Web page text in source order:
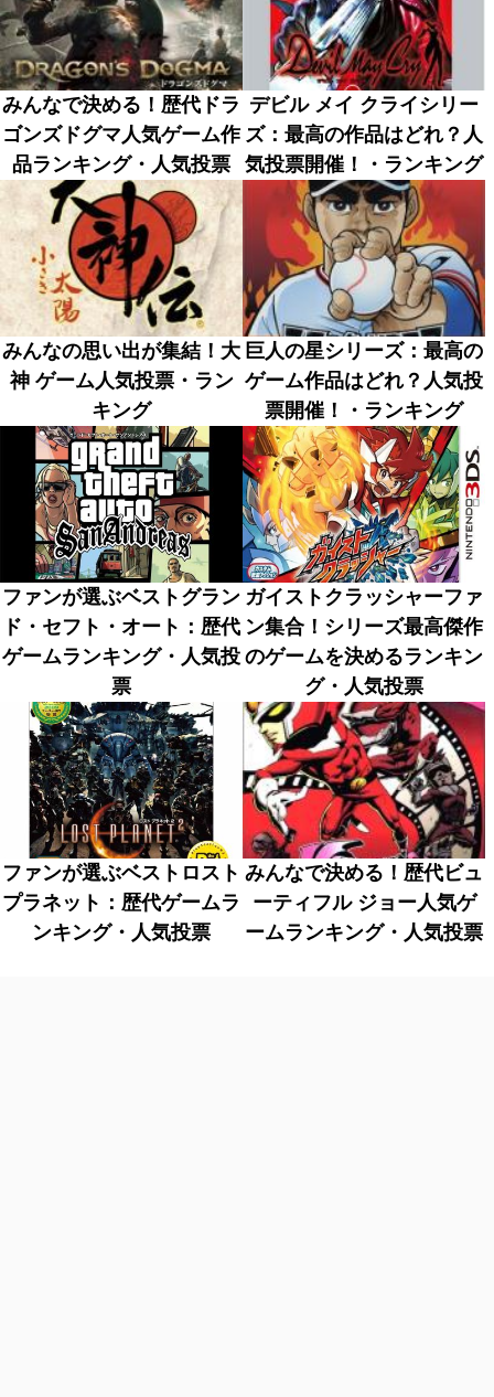
みんなで決める！歴代ドラ
ゴンズドグマ人気ゲーム作
品ランキング・人気投票
デビル メイ クライシリー
ズ：最高の作品はどれ？人
気投票開催！・ランキング
みんなの思い出が集結！大
神 ゲーム人気投票・ラン
キング
巨人の星シリーズ：最高の
ゲーム作品はどれ？人気投
票開催！・ランキング
ファンが選ぶベストグラン
ド・セフト・オート：歴代
ゲームランキング・人気投
票
ガイストクラッシャーファ
ン集合！シリーズ最高傑作
のゲームを決めるランキン
グ・人気投票
ファンが選ぶベストロスト
プラネット：歴代ゲームラ
ンキング・人気投票
みんなで決める！歴代ビュ
ーティフル ジョー人気ゲ
ームランキング・人気投票